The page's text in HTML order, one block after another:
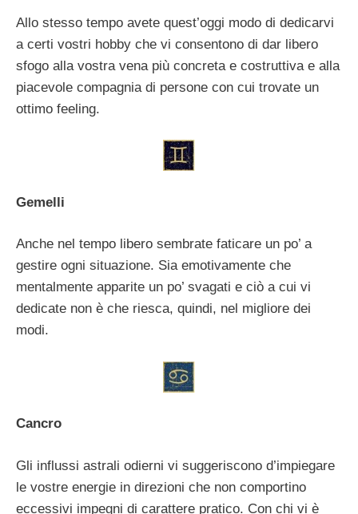
Allo stesso tempo avete quest’oggi modo di dedicarvi
a certi vostri hobby che vi consentono di dar libero
sfogo alla vostra vena più concreta e costruttiva e alla
piacevole compagnia di persone con cui trovate un
ottimo feeling.
Gemelli
Anche nel tempo libero sembrate faticare un po’ a
gestire ogni situazione. Sia emotivamente che
mentalmente apparite un po’ svagati e ciò a cui vi
dedicate non è che riesca, quindi, nel migliore dei
modi.
Cancro
Gli influssi astrali odierni vi suggeriscono d’impiegare
le vostre energie in direzioni che non comportino
eccessivi impegni di carattere pratico. Con chi vi è